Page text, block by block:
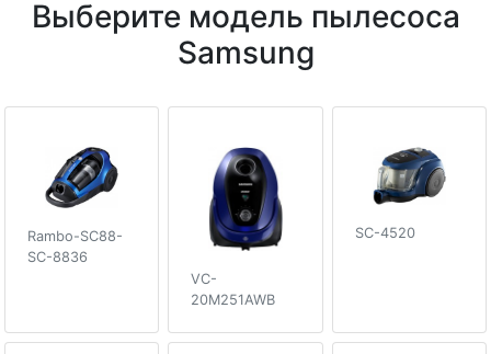
Выберите модель пылесоса
Samsung
Rambo-SC88-
SC-8836
VC-
20M251AWB
SC-4520